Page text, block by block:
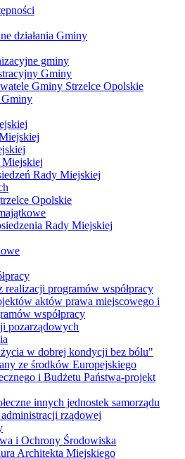
działania Gminy
gminy
Gminy
Gminy Strzelce Opolskie
Gminy
Miejskiej
Rady Miejskiej
Opolskie
Rady Miejskiej
realizacji programów współpracy
aktów prawa miejscowego i
współpracy
pozarządowych
w dobrej kondycji bez bólu"
ze środków Europejskiego
i Budżetu Państwa-projekt
innych jednostek samorządu
rządowej
i Ochrony Środowiska
Architekta Miejskiego